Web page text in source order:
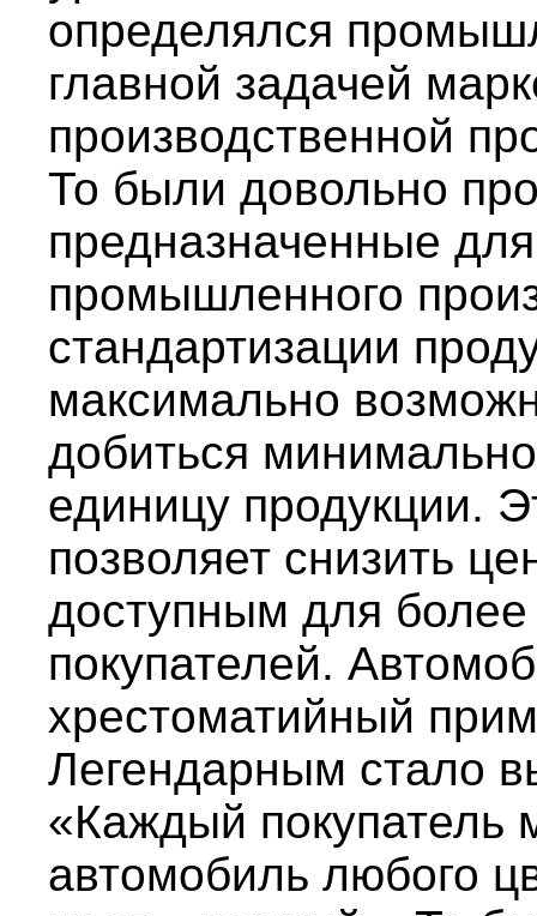
определялся
главной задачей
производственной
То были довольно
предназначенные
промышленного
стандартизации
максимально
добиться
единицу продукции.
позволяет снизить
доступным для более
покупателей.
хрестоматийный
Легендарным стало
«Каждый покупатель
автомобиль любого